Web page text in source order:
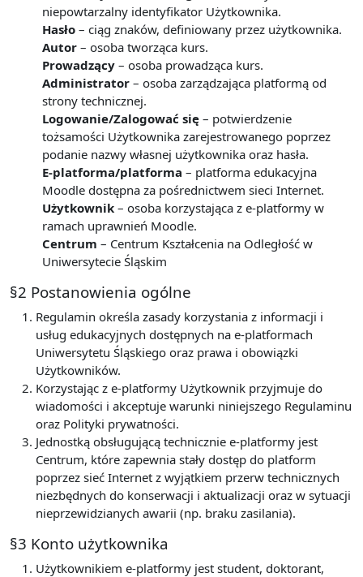
niepowtarzalny identyfikator Użytkownika.
Hasło – ciąg znaków, definiowany przez użytkownika.
Autor – osoba tworząca kurs.
Prowadzący – osoba prowadząca kurs.
Administrator – osoba zarządzająca platformą od
strony technicznej.
Logowanie/Zalogować się – potwierdzenie
tożsamości Użytkownika zarejestrowanego poprzez
podanie nazwy własnej użytkownika oraz hasła.
E-platforma/platforma – platforma edukacyjna
Moodle dostępna za pośrednictwem sieci Internet.
Użytkownik – osoba korzystająca z e-platformy w
ramach uprawnień Moodle.
Centrum – Centrum Kształcenia na Odległość w
Uniwersytecie Śląskim
§2 Postanowienia ogólne
Regulamin określa zasady korzystania z informacji i
usług edukacyjnych dostępnych na e-platformach
Uniwersytetu Śląskiego oraz prawa i obowiązki
Użytkowników.
Korzystając z e-platformy Użytkownik przyjmuje do
wiadomości i akceptuje warunki niniejszego Regulaminu
oraz Polityki prywatności.
Jednostką obsługującą technicznie e-platformy jest
Centrum, które zapewnia stały dostęp do platform
poprzez sieć Internet z wyjątkiem przerw technicznych
niezbędnych do konserwacji i aktualizacji oraz w sytuacji
nieprzewidzianych awarii (np. braku zasilania).
§3 Konto użytkownika
Użytkownikiem e-platformy jest student, doktorant,